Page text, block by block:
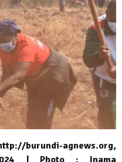
burundi-agnews.org,